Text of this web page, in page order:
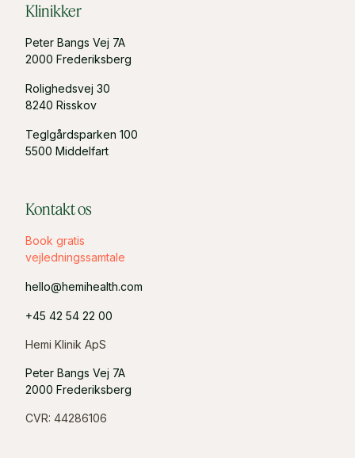
Klinikker
Peter Bangs Vej 7A
2000 Frederiksberg
Rolighedsvej 30
8240 Risskov
Teglgårdsparken 100
5500 Middelfart
Kontakt os
Book gratis
vejledningssamtale
hello@hemihealth.com
+45 42 54 22 00
Hemi Klinik ApS
Peter Bangs Vej 7A
2000 Frederiksberg
CVR: 44286106